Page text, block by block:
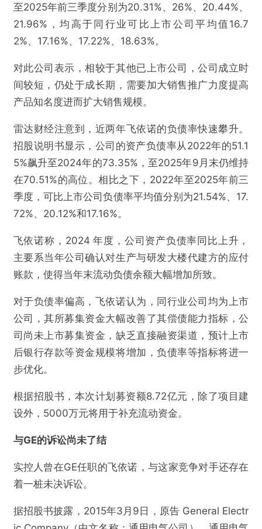
至2025年前三季度分别为20.31%、26%、20.44%、
21.96%，均高于同行业可比上市公司平均值16.7
2%、17.16%、17.22%、18.63%。
对此公司表示，相较于其他已上市公司，公司成立时
间较短，仍处于成长期，需要加大销售推广力度提高
产品知名度进而扩大销售规模。
雷达财经注意到，近两年飞依诺的负债率快速攀升。
招股说明书显示，公司的资产负债率从2022年的51.1
5%飙升至2024年的73.35%，至2025年9月末仍维持
在70.51%的高位。相比之下，2022年至2025年前三
季度，可比上市公司负债率平均值分别为21.54%、17.
72%、20.12%和17.16%。
飞依诺称，2024 年度，公司资产负债率同比上升，
主要系当年公司确认对生产与研发大楼代建方的应付
账款，使得当年末流动负债余额大幅增加所致。
对于负债率偏高，飞依诺认为，同行业公司均为上市
公司，其所募集资金大幅改善了其偿债能力指标，公
司尚未上市募集资金，缺乏直接融资渠道，预计上市
后银行存款等资金规模将增加，负债率等指标将进一
步优化。
根据招股书，本次计划募资额8.72亿元，除了项目建
设外，5000万元将用于补充流动资金。
与GE的诉讼尚未了结
实控人曾在GE任职的飞依诺，与这家竞争对手还存在
着一桩未决诉讼。
据招股书披露，2015年3月9日，原告 General Electr